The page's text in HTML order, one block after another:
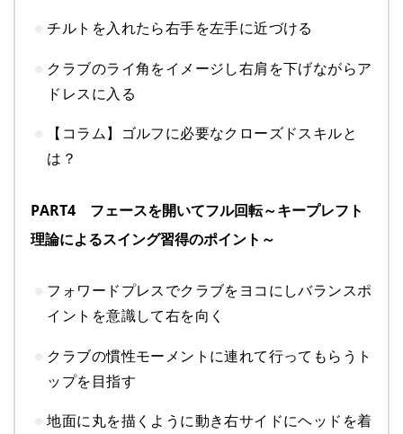
チルトを入れたら右手を左手に近づける
クラブのライ角をイメージし右肩を下げながらア
ドレスに入る
【コラム】ゴルフに必要なクローズドスキルと
は？
PART4 フェースを開いてフル回転～キープレフト
理論によるスイング習得のポイント～
フォワードプレスでクラブをヨコにしバランスポ
イントを意識して右を向く
クラブの慣性モーメントに連れて行ってもらうト
ップを目指す
地面に丸を描くように動き右サイドにヘッドを着